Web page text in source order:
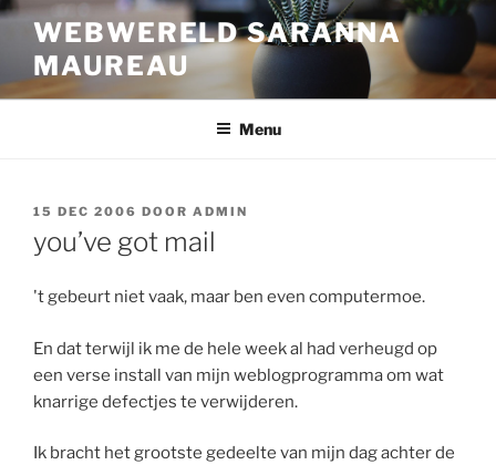
Ga
inhoud
WEBWERELD SARANNA
MAUREAU
Menu
GEPLAATST
15 DEC 2006 DOOR ADMIN
you’ve got mail
't gebeurt niet vaak, maar ben even computermoe.
En dat terwijl ik me de hele week al had verheugd op
een verse install van mijn weblogprogramma om wat
knarrige defectjes te verwijderen.
Ik bracht het grootste gedeelte van mijn dag achter de